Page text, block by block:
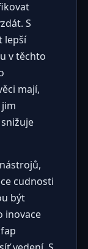
S
lepší
v těchto
mají,
cudnosti
být
inovace